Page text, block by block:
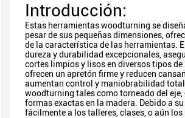
Introducción:
Estas herramientas woodturning se
pesar de sus pequeñas dimensiones,
de la característica de las herramientas.
dureza y durabilidad excepcionales,
cortes limpios y lisos en diversos tipos
ofrecen un apretón firme y reducen
aumentan control y maniobrabilidad
woodturning tales como torneado del
formas exactas en la madera. Debido a
fácilmente a los talleres, clases, o aún